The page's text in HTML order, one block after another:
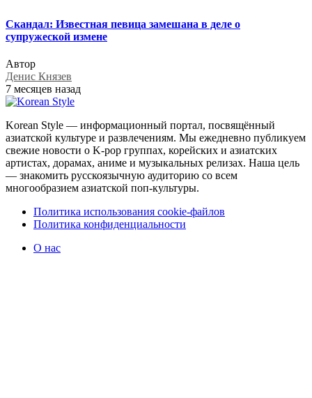
Скандал: Известная певица замешана в деле о
супружеской измене
Автор
Денис Князев
7 месяцев назад
Korean Style — информационный портал, посвящённый
азиатской культуре и развлечениям. Мы ежедневно публикуем
свежие новости о K-pop группах, корейских и азиатских
артистах, дорамах, аниме и музыкальных релизах. Наша цель
— знакомить русскоязычную аудиторию со всем
многообразием азиатской поп-культуры.
Политика использования cookie-файлов
Политика конфиденциальности
О нас